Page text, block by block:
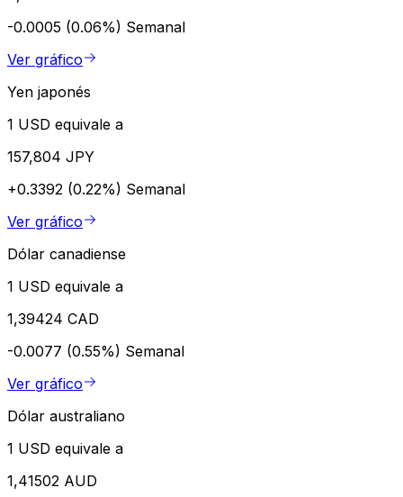
-0.0005 (0.06%) Semanal
Ver gráfico
Yen japonés
1 USD equivale a
157,804 JPY
+0.3392 (0.22%) Semanal
Ver gráfico
Dólar canadiense
1 USD equivale a
1,39424 CAD
-0.0077 (0.55%) Semanal
Ver gráfico
Dólar australiano
1 USD equivale a
1,41502 AUD